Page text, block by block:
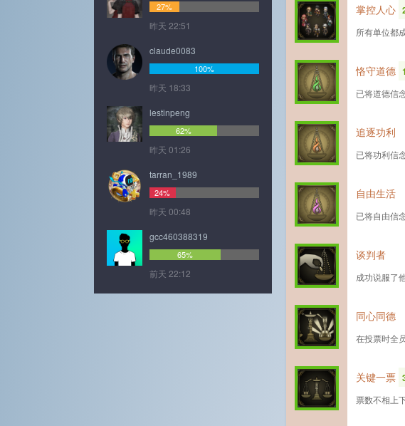
掌控人心
所有单位都
恪守道德 1
已将道德信
追逐功利
已将功利信
自由生活
已将自由信
谈判者
成功说服了他
同心同德
在投票时全
关键一票
票数不相上
27%
昨天 22:51
claude0083
100%
昨天 18:33
lestinpeng
62%
昨天 01:26
tarran_1989
24%
昨天 00:48
gcc460388319
65%
前天 22:12